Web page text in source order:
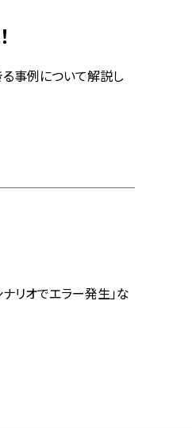
事例について解説し
リオでエラー発生」な